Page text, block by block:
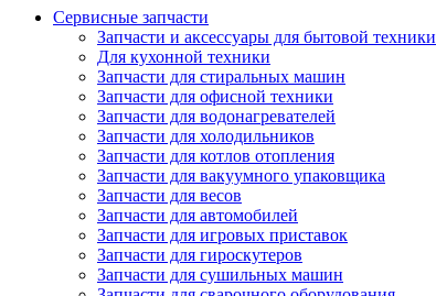
Сервисные запчасти
Запчасти и аксессуары для бытовой техники
Для кухонной техники
Запчасти для стиральных машин
Запчасти для офисной техники
Запчасти для водонагревателей
Запчасти для холодильников
Запчасти для котлов отопления
Запчасти для вакуумного упаковщика
Запчасти для весов
Запчасти для автомобилей
Запчасти для игровых приставок
Запчасти для гироскутеров
Запчасти для сушильных машин